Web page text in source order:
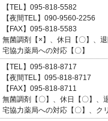
【TEL】095-818-5582
【夜間TEL】090-9560-2256
【FAX】095-818-5583
無菌調剤【×】、休日【〇】、
宅協力薬局への対応【〇】
【TEL】095-818-8717
【夜間TEL】095-818-8717
【FAX】095-818-8711
無菌調剤【〇】、休日【〇】、
宅協力薬局への対応【〇】、ク